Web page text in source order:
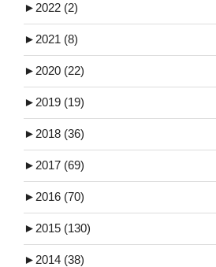
► 2022 (2)
► 2021 (8)
► 2020 (22)
► 2019 (19)
► 2018 (36)
► 2017 (69)
► 2016 (70)
► 2015 (130)
► 2014 (38)